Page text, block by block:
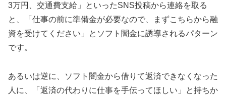
3万円、交通費支給」といったSNS投稿から連絡を取る
と、「仕事の前に準備金が必要なので、まずこちらから融
資を受けてください」とソフト闇金に誘導されるパターン
です。
あるいは逆に、ソフト闇金から借りて返済できなくなった
人に、「返済の代わりに仕事を手伝ってほしい」と持ちか